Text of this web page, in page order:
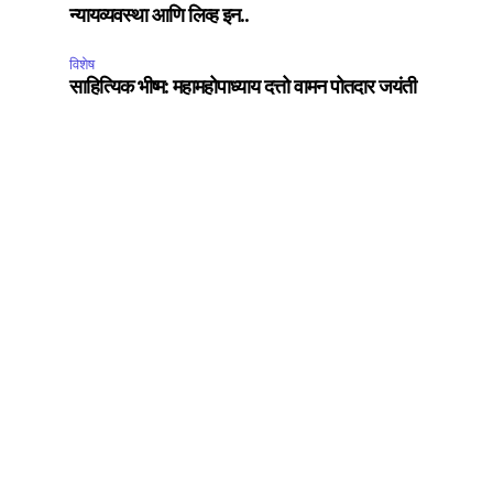
न्यायव्यवस्था आणि लिव्ह इन..
विशेष
साहित्यिक भीष्म: महामहोपाध्याय दत्तो वामन पोतदार जयंती